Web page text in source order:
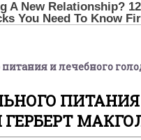
и лечебного